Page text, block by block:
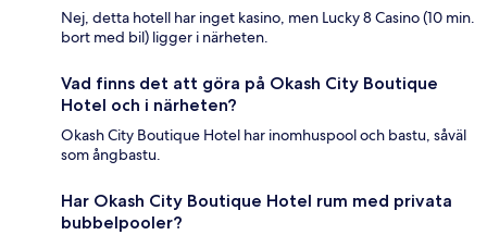
Nej, detta hotell har inget kasino, men Lucky 8 Casino (10 min.
bort med bil) ligger i närheten.
Vad finns det att göra på Okash City Boutique
Hotel och i närheten?
Okash City Boutique Hotel har inomhuspool och bastu, såväl
som ångbastu.
Har Okash City Boutique Hotel rum med privata
bubbelpooler?